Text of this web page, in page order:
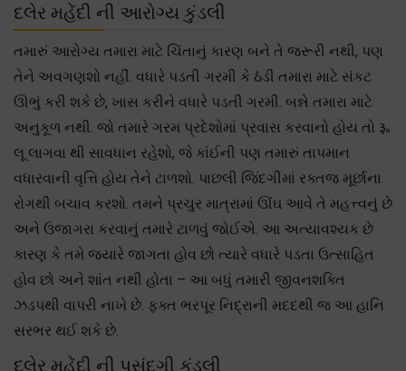
દલેર મહેંદી ની આરોગ્ય કુંડલી
તમારું આરોગ્ય તમારા માટે ચિંતાનું કારણ બને તે જરૂરી નથી, પણ
તેને અવગણશો નહીં. વધારે પડતી ગરમી કે ઠંડી તમારા માટે સંકટ
ઊભું કરી શકે છે, ખાસ કરીને વધારે પડતી ગરમી. બન્ને તમારા માટે
અનુકૂળ નથી. જો તમારે ગરમ પ્રદેશોમાં પ્રવાસ કરવાનો હોય તો ૱
લૂ લાગવા થી સાવધાન રહેશો, જે કાંઈની પણ તમારું તાપમાન
વધારવાની વૃત્તિ હોય તેને ટાળશો. પાછલી જિંદગીમાં રક્તજ મૂર્છાના
રોગથી બચાવ કરશો. તમને પ્રચુર માત્રામાં ઊંઘ આવે તે મહત્ત્વનું છે
અને ઉજાગરા કરવાનું તમારે ટાળવું જોઈએ. આ અત્યાવશ્યક છે
કારણ કે તમે જ્યારે જાગતા હોવ છો ત્યારે વધારે પડતા ઉત્સાહિત
હોવ છો અને શાંત નથી હોતા – આ બધું તમારી જીવનશક્તિ
ઝડપથી વાપરી નાખે છે. ફક્ત ભરપૂર નિદ્રાની મદદથી જ આ હાનિ
સરભર થઈ શકે છે.
દલેર મહેંદી ની પસંદગી કુંડલી